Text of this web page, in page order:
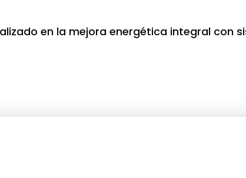
en la mejora energética integral con